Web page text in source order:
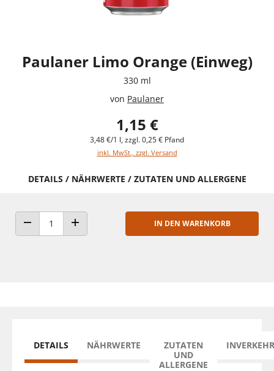
Paulaner Limo Orange (Einweg)
330 ml
von Paulaner
1,15 €
3,48 €/1 l, zzgl. 0,25 € Pfand
inkl. MwSt., zzgl. Versand
DETAILS / NÄHRWERTE / ZUTATEN UND ALLERGENE
ANZAHL VERRINGERNANZAHL ERHÖHEN
IN DEN WARENKORB
DETAILS NÄHRWERTE
ZUTATEN
UND
ALLERGENE